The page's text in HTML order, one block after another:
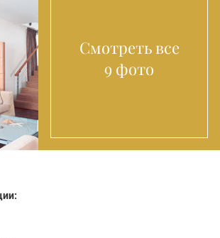
Смотреть все
9 фото